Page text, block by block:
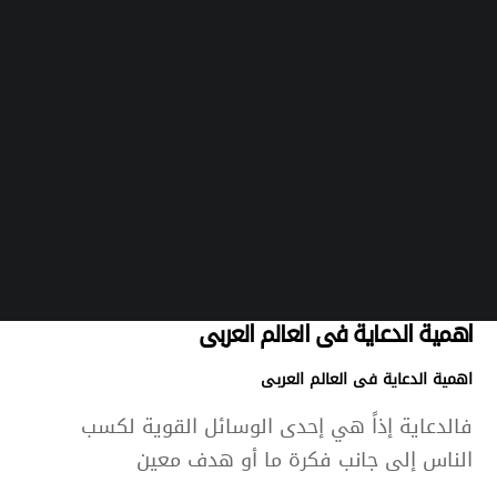
اهميةالدعايةفى العالم العربى
اهمية الدعاية فى العالم العربى
فالدعاية إذاً هي إحدى الوسائل القوية لكسب
الناس إلى جانب فكرة ما أو هدف معين